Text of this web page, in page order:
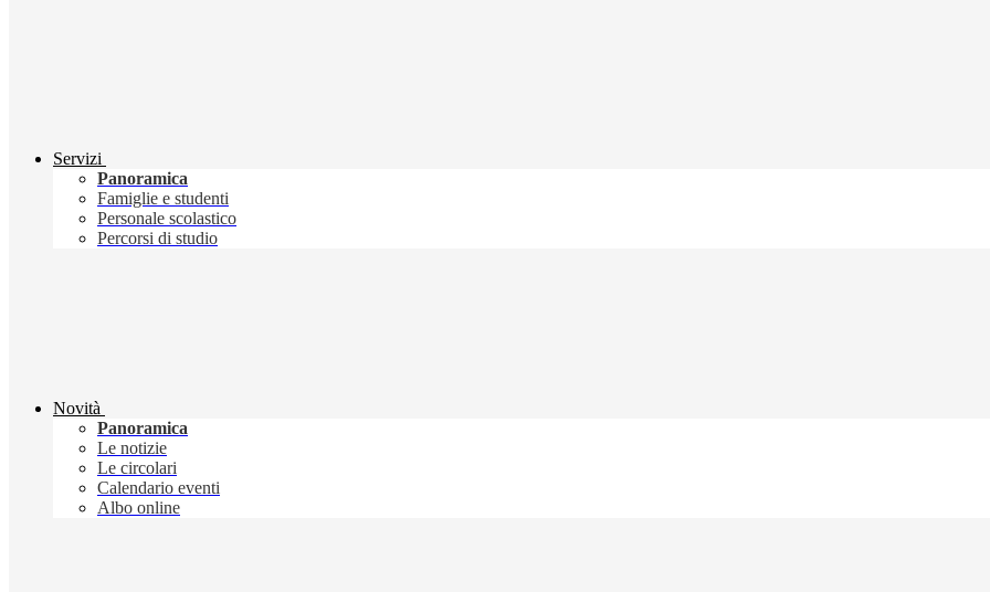
Servizi
Panoramica
Famiglie e studenti
Personale scolastico
Percorsi di studio
Novità
Panoramica
Le notizie
Le circolari
Calendario eventi
Albo online